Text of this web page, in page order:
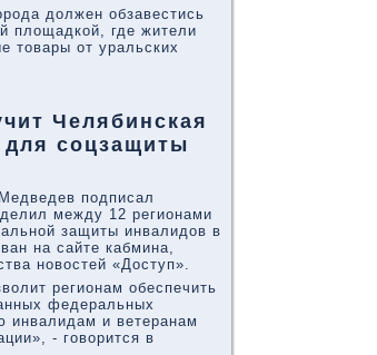
должен обзавестись
площадкой, где жители
товары от уральских
Челябинская
для соцзащиты
подписал
между 12 регионами
защиты инвалидов в
на сайте кабмина,
новостей «Доступ».
регионам обеспечить
федеральных
инвалидам и ветеранам
- говорится в